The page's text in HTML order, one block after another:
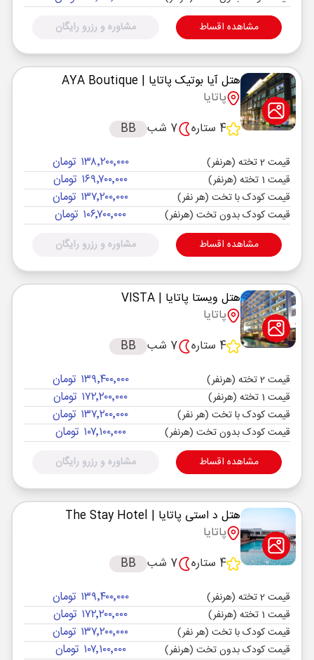
مشاهده اقساط مشاوره و رزرو رایگان
هتل آیا بوتیک پاتایا | AYA Boutique
پاتایا
4 ستاره
7 شب BB
قیمت 2 تخته (هرنفر) ۱۳۸٬۲۰۰٬۰۰۰ تومان
قیمت 1 تخته (هرنفر) ۱۶۹٬۷۰۰٬۰۰۰ تومان
قیمت کودک با تخت (هر نفر) ۱۳۷٬۲۰۰٬۰۰۰ تومان
قیمت کودک بدون تخت (هرنفر) ۱۰۶٬۷۰۰٬۰۰۰ تومان
مشاهده اقساط مشاوره و رزرو رایگان
هتل ویستا پاتایا | VISTA
پاتایا
4 ستاره
7 شب BB
قیمت 2 تخته (هرنفر) ۱۳۹٬۴۰۰٬۰۰۰ تومان
قیمت 1 تخته (هرنفر) ۱۷۲٬۲۰۰٬۰۰۰ تومان
قیمت کودک با تخت (هر نفر) ۱۳۷٬۲۰۰٬۰۰۰ تومان
قیمت کودک بدون تخت (هرنفر) ۱۰۷٬۱۰۰٬۰۰۰ تومان
مشاهده اقساط مشاوره و رزرو رایگان
هتل د استی پاتایا | The Stay Hotel
پاتایا
4 ستاره
7 شب BB
قیمت 2 تخته (هرنفر) ۱۳۹٬۴۰۰٬۰۰۰ تومان
قیمت 1 تخته (هرنفر) ۱۷۲٬۲۰۰٬۰۰۰ تومان
قیمت کودک با تخت (هر نفر) ۱۳۷٬۲۰۰٬۰۰۰ تومان
قیمت کودک بدون تخت (هرنفر) ۱۰۷٬۱۰۰٬۰۰۰ تومان